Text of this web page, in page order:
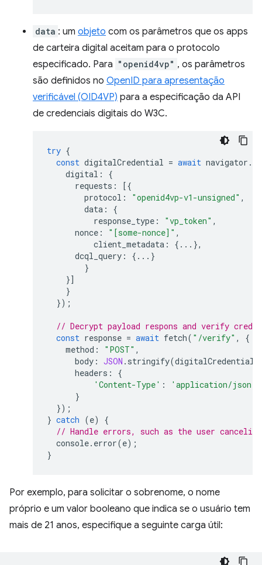
data : um objeto com os parâmetros que os apps
de carteira digital aceitam para o protocolo
especificado. Para "openid4vp" , os parâmetros
são definidos no OpenID para apresentação
verificável (OID4VP) para a especificação da API
de credenciais digitais do W3C.
try {
const digitalCredential = await navigator .
digital :
{
requests :
[{
protocol : "openid4vp-v1-unsigned" ,
data :
{
response_type : "vp_token" ,
nonce : "[some-nonce]" ,
client_metadata :
{...},
dcql_query :
{...}
}
}]
}
});
// Decrypt payload respons and verify
const response = await fetch( "/verify" ,
{
method : "POST" ,
body : JSON . stringify(digitalCredential
headers :
{
'Content-Type' :
'application/json'
}
});
} catch (e)
{
// Handle errors, such as the user
console. error(e);
}
Por exemplo, para solicitar o sobrenome, o nome
próprio e um valor booleano que indica se o usuário tem
mais de 21 anos, especifique a seguinte carga útil: